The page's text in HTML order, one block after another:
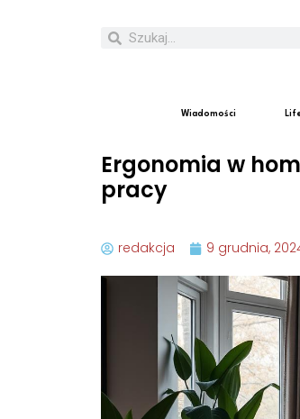
Wiadomości
Ergonomia w
pracy
redakcja 9 grudnia,